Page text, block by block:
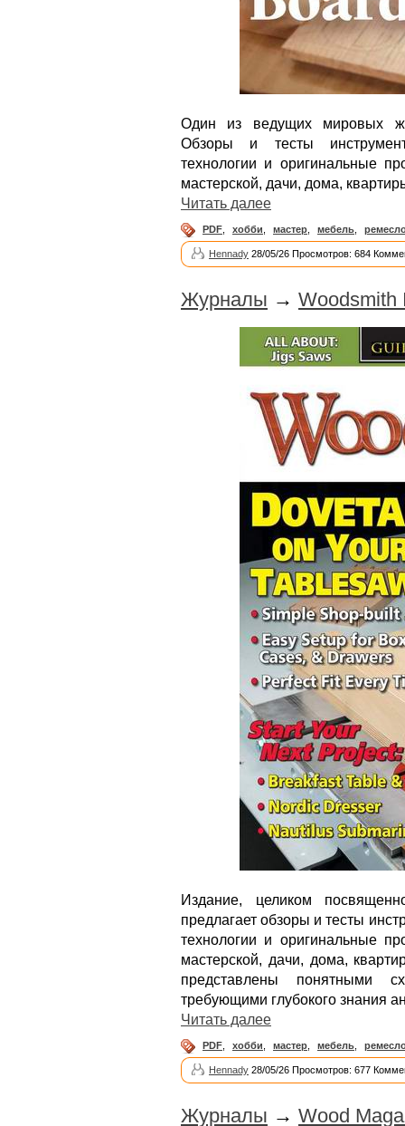
Один из ведущих мировых
Обзоры и тесты
технологии и оригинальные
мастерской, дачи, дома,
Читать далее
PDF хобби мастер мебель
Hennady 28/05/26 Просмотров: 684
Журналы →
Издание, целиком
предлагает обзоры и тесты
технологии и оригинальные
мастерской, дачи, дома,
представлены понятными
требующими глубокого знания
Читать далее
PDF хобби мастер мебель
Hennady 28/05/26 Просмотров: 677
Журналы → Wood